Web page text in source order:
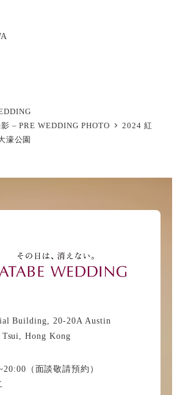
– PRE WEDDING PHOTO
2024 紅
濠公園
Building, 20-20A Austin
Tsui, Hong Kong
（面談敬請預約）